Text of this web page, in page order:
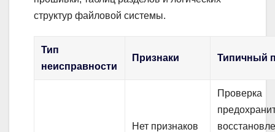
структур файловой системы.
Тип
неисправности
Признаки Типичный
Нет признаков
Проверка